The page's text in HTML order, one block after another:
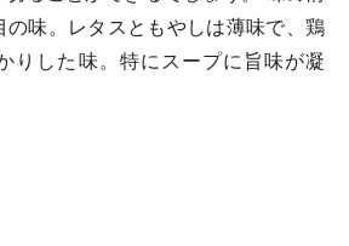
の味。レタスともやしは薄味で、鶏
りした味。特にスープに旨味が凝